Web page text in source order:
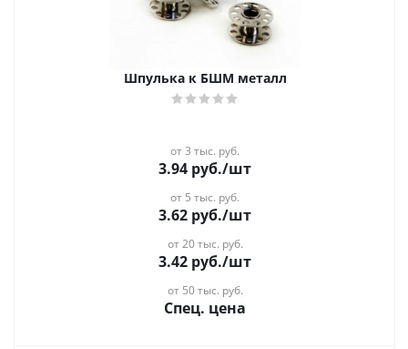
Шпулька к БШМ металл
от 3 тыс. руб.
3.94 руб./шт
от 5 тыс. руб.
3.62 руб./шт
от 20 тыс. руб.
3.42 руб./шт
от 50 тыс. руб.
Спец. цена